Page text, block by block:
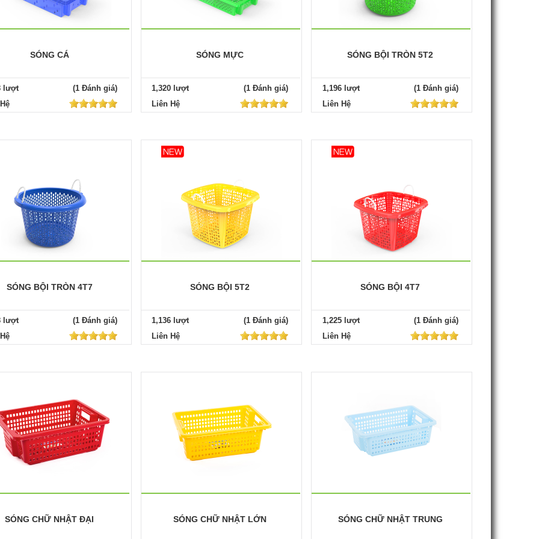
SÓNG CÁ
lượt
(1 Đánh giá)
SÓNG MỰC
1,320 lượt
(1 Đánh giá)
Liên Hệ
SÓNG BỘI TRÒN 5T2
1,196 lượt
(1 Đánh giá)
Liên Hệ
SÓNG BỘI TRÒN 4T7
lượt
(1 Đánh giá)
SÓNG BỘI 5T2
1,136 lượt
(1 Đánh giá)
Liên Hệ
SÓNG BỘI 4T7
1,225 lượt
(1 Đánh giá)
Liên Hệ
SÓNG CHỮ NHẬT ĐẠI SÓNG CHỮ NHẬT LỚN SÓNG CHỮ NHẬT TRUNG